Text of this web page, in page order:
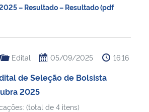
– Resultado – Resultado (pdf
Edital 05/09/2025 16:16
de Seleção de Bolsista
2025
(total de 4 itens)